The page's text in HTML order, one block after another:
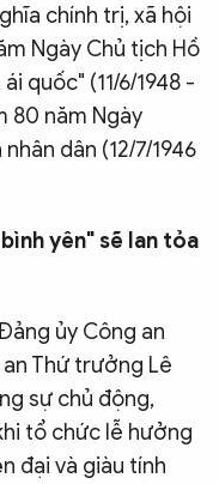
chính trị, xã hội
Ngày Chủ tịch Hồ
quốc" (11/6/1948 -
80 năm Ngày
dân (12/7/1946
yên" sẽ lan tỏa
ủy Công an
Thứ trưởng Lê
sự chủ động,
tổ chức lễ hưởng
đại và giàu tính